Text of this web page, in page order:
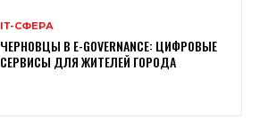
ІТ-СФЕРА
ЧЕРНОВЦЫ В E-GOVERNANCE: ЦИФРОВЫЕ
СЕРВИСЫ ДЛЯ ЖИТЕЛЕЙ ГОРОДА